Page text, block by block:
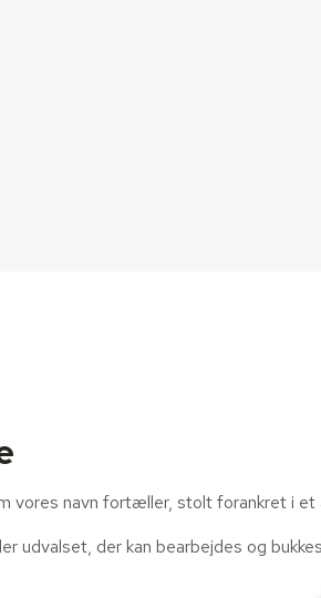
vores navn fortæller, stolt forankret i
udvalset, der kan bearbejdes og